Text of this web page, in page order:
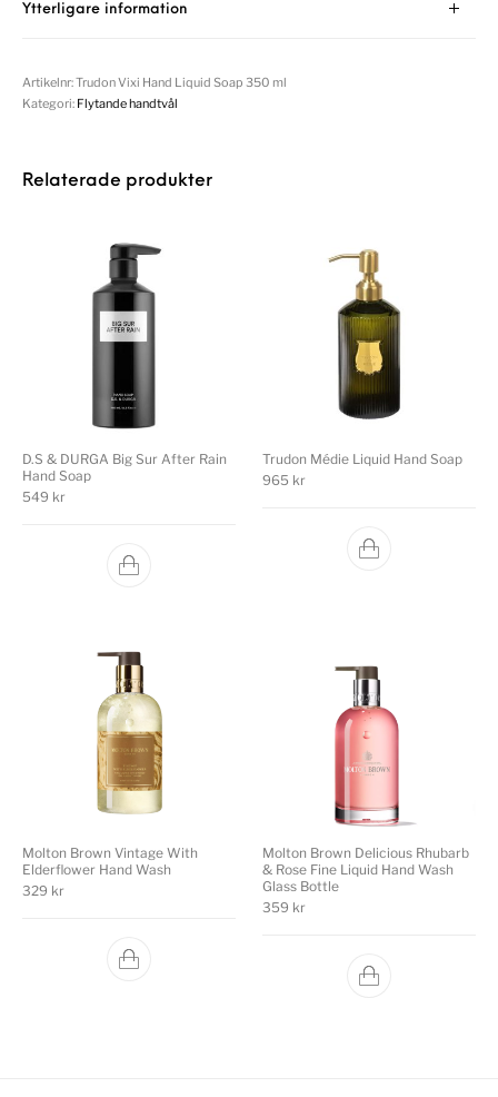
Ytterligare information
Artikelnr:Trudon Vixi Hand Liquid Soap 350 ml
Kategori: Flytande handtvål
Relaterade produkter
D.S & DURGA Big Sur After Rain
Hand Soap
549 kr
Trudon Médie Liquid Hand Soap
965 kr
Molton Brown Vintage With
Elderflower Hand Wash
329 kr
Molton Brown Delicious Rhubarb
& Rose Fine Liquid Hand Wash
Glass Bottle
359 kr